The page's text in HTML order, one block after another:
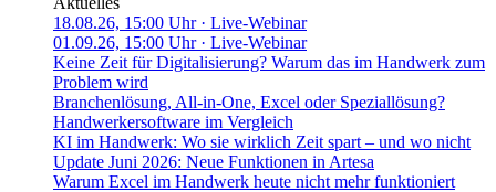
18.08.26, 15:00 Uhr· Live-Webinar
01.09.26, 15:00 Uhr· Live-Webinar
Keine Zeit für Digitalisierung? Warum das im Handwerk zum
Problem wird
Branchenlösung, All-in-One, Excel oder Speziallösung?
Handwerkersoftware im Vergleich
KI im Handwerk: Wo sie wirklich Zeit spart – und wo nicht
Update Juni 2026: Neue Funktionen in Artesa
Warum Excel im Handwerk heute nicht mehr funktioniert